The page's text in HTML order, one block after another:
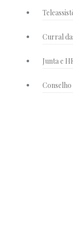
Curral
Junta e
Conselho